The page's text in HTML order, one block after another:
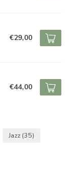
€29,00
€44,00
Jazz (35)